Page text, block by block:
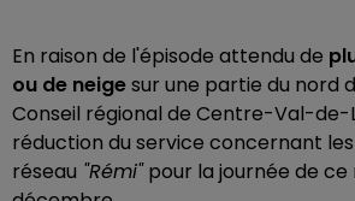
En raison de l'épisode attendu de
ou de neigesur une partie du nord
Conseil régional de Centre-Val-de-
réduction du service concernant
réseau "Rémi"pour la journée de ce